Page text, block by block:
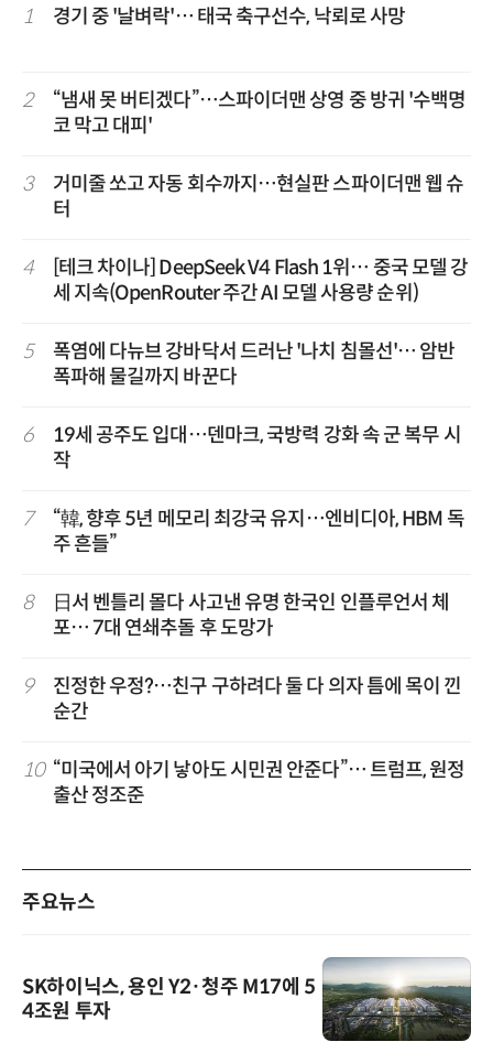
1 경기 중 '날벼락'… 태국 축구선수, 낙뢰로 사망
2
“냄새 못 버티겠다”…스파이더맨 상영 중 방귀 '수백명
코 막고 대피'
3
거미줄 쏘고 자동 회수까지…현실판 스파이더맨 웹 슈
터
4
[테크 차이나] DeepSeek V4 Flash 1위… 중국 모델 강
세 지속(OpenRouter 주간 AI 모델 사용량 순위)
5
폭염에 다뉴브 강바닥서 드러난 '나치 침몰선'… 암반
폭파해 물길까지 바꾼다
6
19세 공주도 입대…덴마크, 국방력 강화 속 군 복무 시
작
7
“韓, 향후 5년 메모리 최강국 유지…엔비디아, HBM 독
주 흔들”
8
日서 벤틀리 몰다 사고낸 유명 한국인 인플루언서 체
포… 7대 연쇄추돌 후 도망가
9
진정한 우정?…친구 구하려다 둘 다 의자 틈에 목이 낀
순간
10 “미국에서 아기 낳아도 시민권 안준다”… 트럼프, 원정
출산 정조준
주요뉴스
SK하이닉스, 용인 Y2·청주 M17에 5
4조원 투자